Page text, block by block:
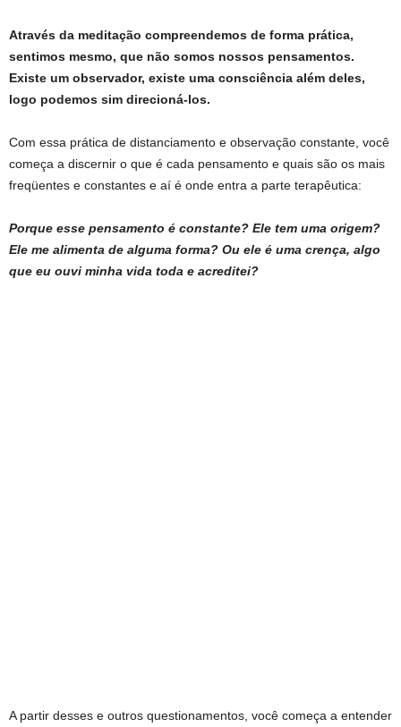
Através da meditação compreendemos de forma prática,
sentimos mesmo, que não somos nossos pensamentos.
Existe um observador, existe uma consciência além deles,
logo podemos sim direcioná-los.
Com essa prática de distanciamento e observação constante, você
começa a discernir o que é cada pensamento e quais são os mais
freqüentes e constantes e aí é onde entra a parte terapêutica:
Porque esse pensamento é constante? Ele tem uma origem?
Ele me alimenta de alguma forma? Ou ele é uma crença, algo
que eu ouvi minha vida toda e acreditei?
A partir desses e outros questionamentos, você começa a entender